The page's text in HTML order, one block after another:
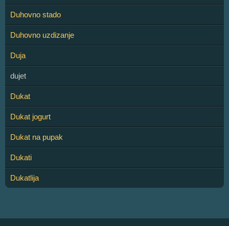
Duhovno stado
Duhovno uzdizanje
Duja
dujet
Dukat
Dukat jogurt
Dukat na pupak
Dukati
Dukatlija